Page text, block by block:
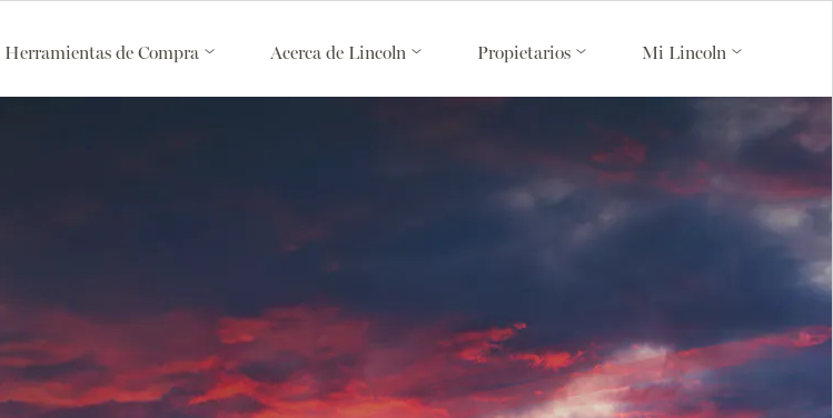
Herramientas de Compra Acerca de Lincoln Propietarios Mi Lincoln